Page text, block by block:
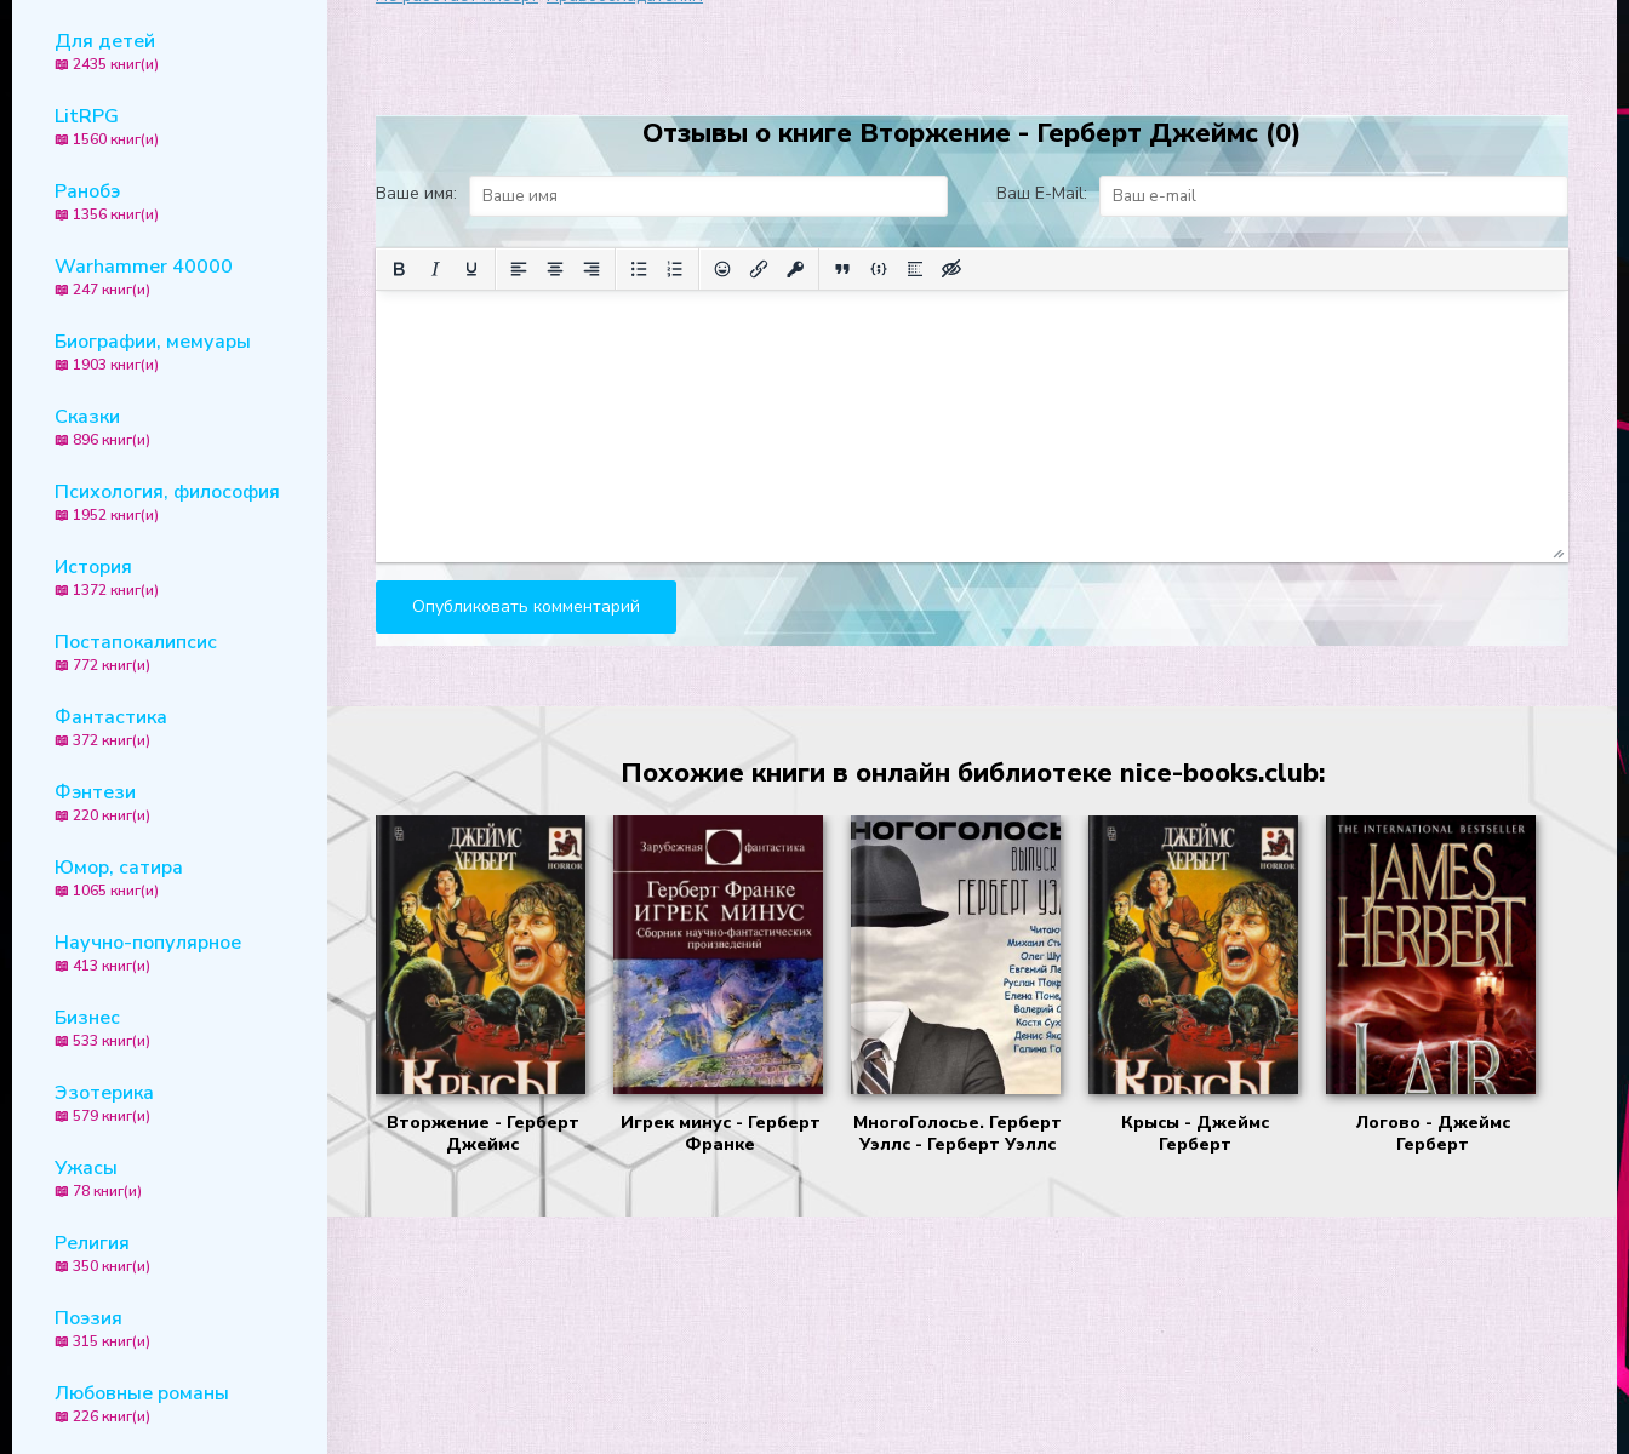
Для детей
📖 2435 книг(и)
LitRPG
📖 1560 книг(и)
Ранобэ
📖 1356 книг(и)
Warhammer 40000
📖 247 книг(и)
Биографии, мемуары
📖 1903 книг(и)
Сказки
📖 896 книг(и)
Психология, философия
📖 1952 книг(и)
История
📖 1372 книг(и)
Постапокалипсис
📖 772 книг(и)
Фантастика
📖 372 книг(и)
Фэнтези
📖 220 книг(и)
Юмор, сатира
📖 1065 книг(и)
Научно-популярное
📖 413 книг(и)
Бизнес
📖 533 книг(и)
Эзотерика
📖 579 книг(и)
Ужасы
📖 78 книг(и)
Религия
📖 350 книг(и)
Поэзия
📖 315 книг(и)
Любовные романы
📖 226 книг(и)
24
30
32
33
34
Отзывы о книге Вторжение - Герберт Джеймс (0)
Ваше имя: Ваш E-Mail:
Похожие книги в онлайн библиотеке nice-books.club:
Вторжение - Герберт
Джеймс
Игрек минус - Герберт
Франке
МногоГолосье. Герберт
Уэллс - Герберт Уэллс
Крысы - Джеймс
Герберт
Логово - Джеймс
Герберт